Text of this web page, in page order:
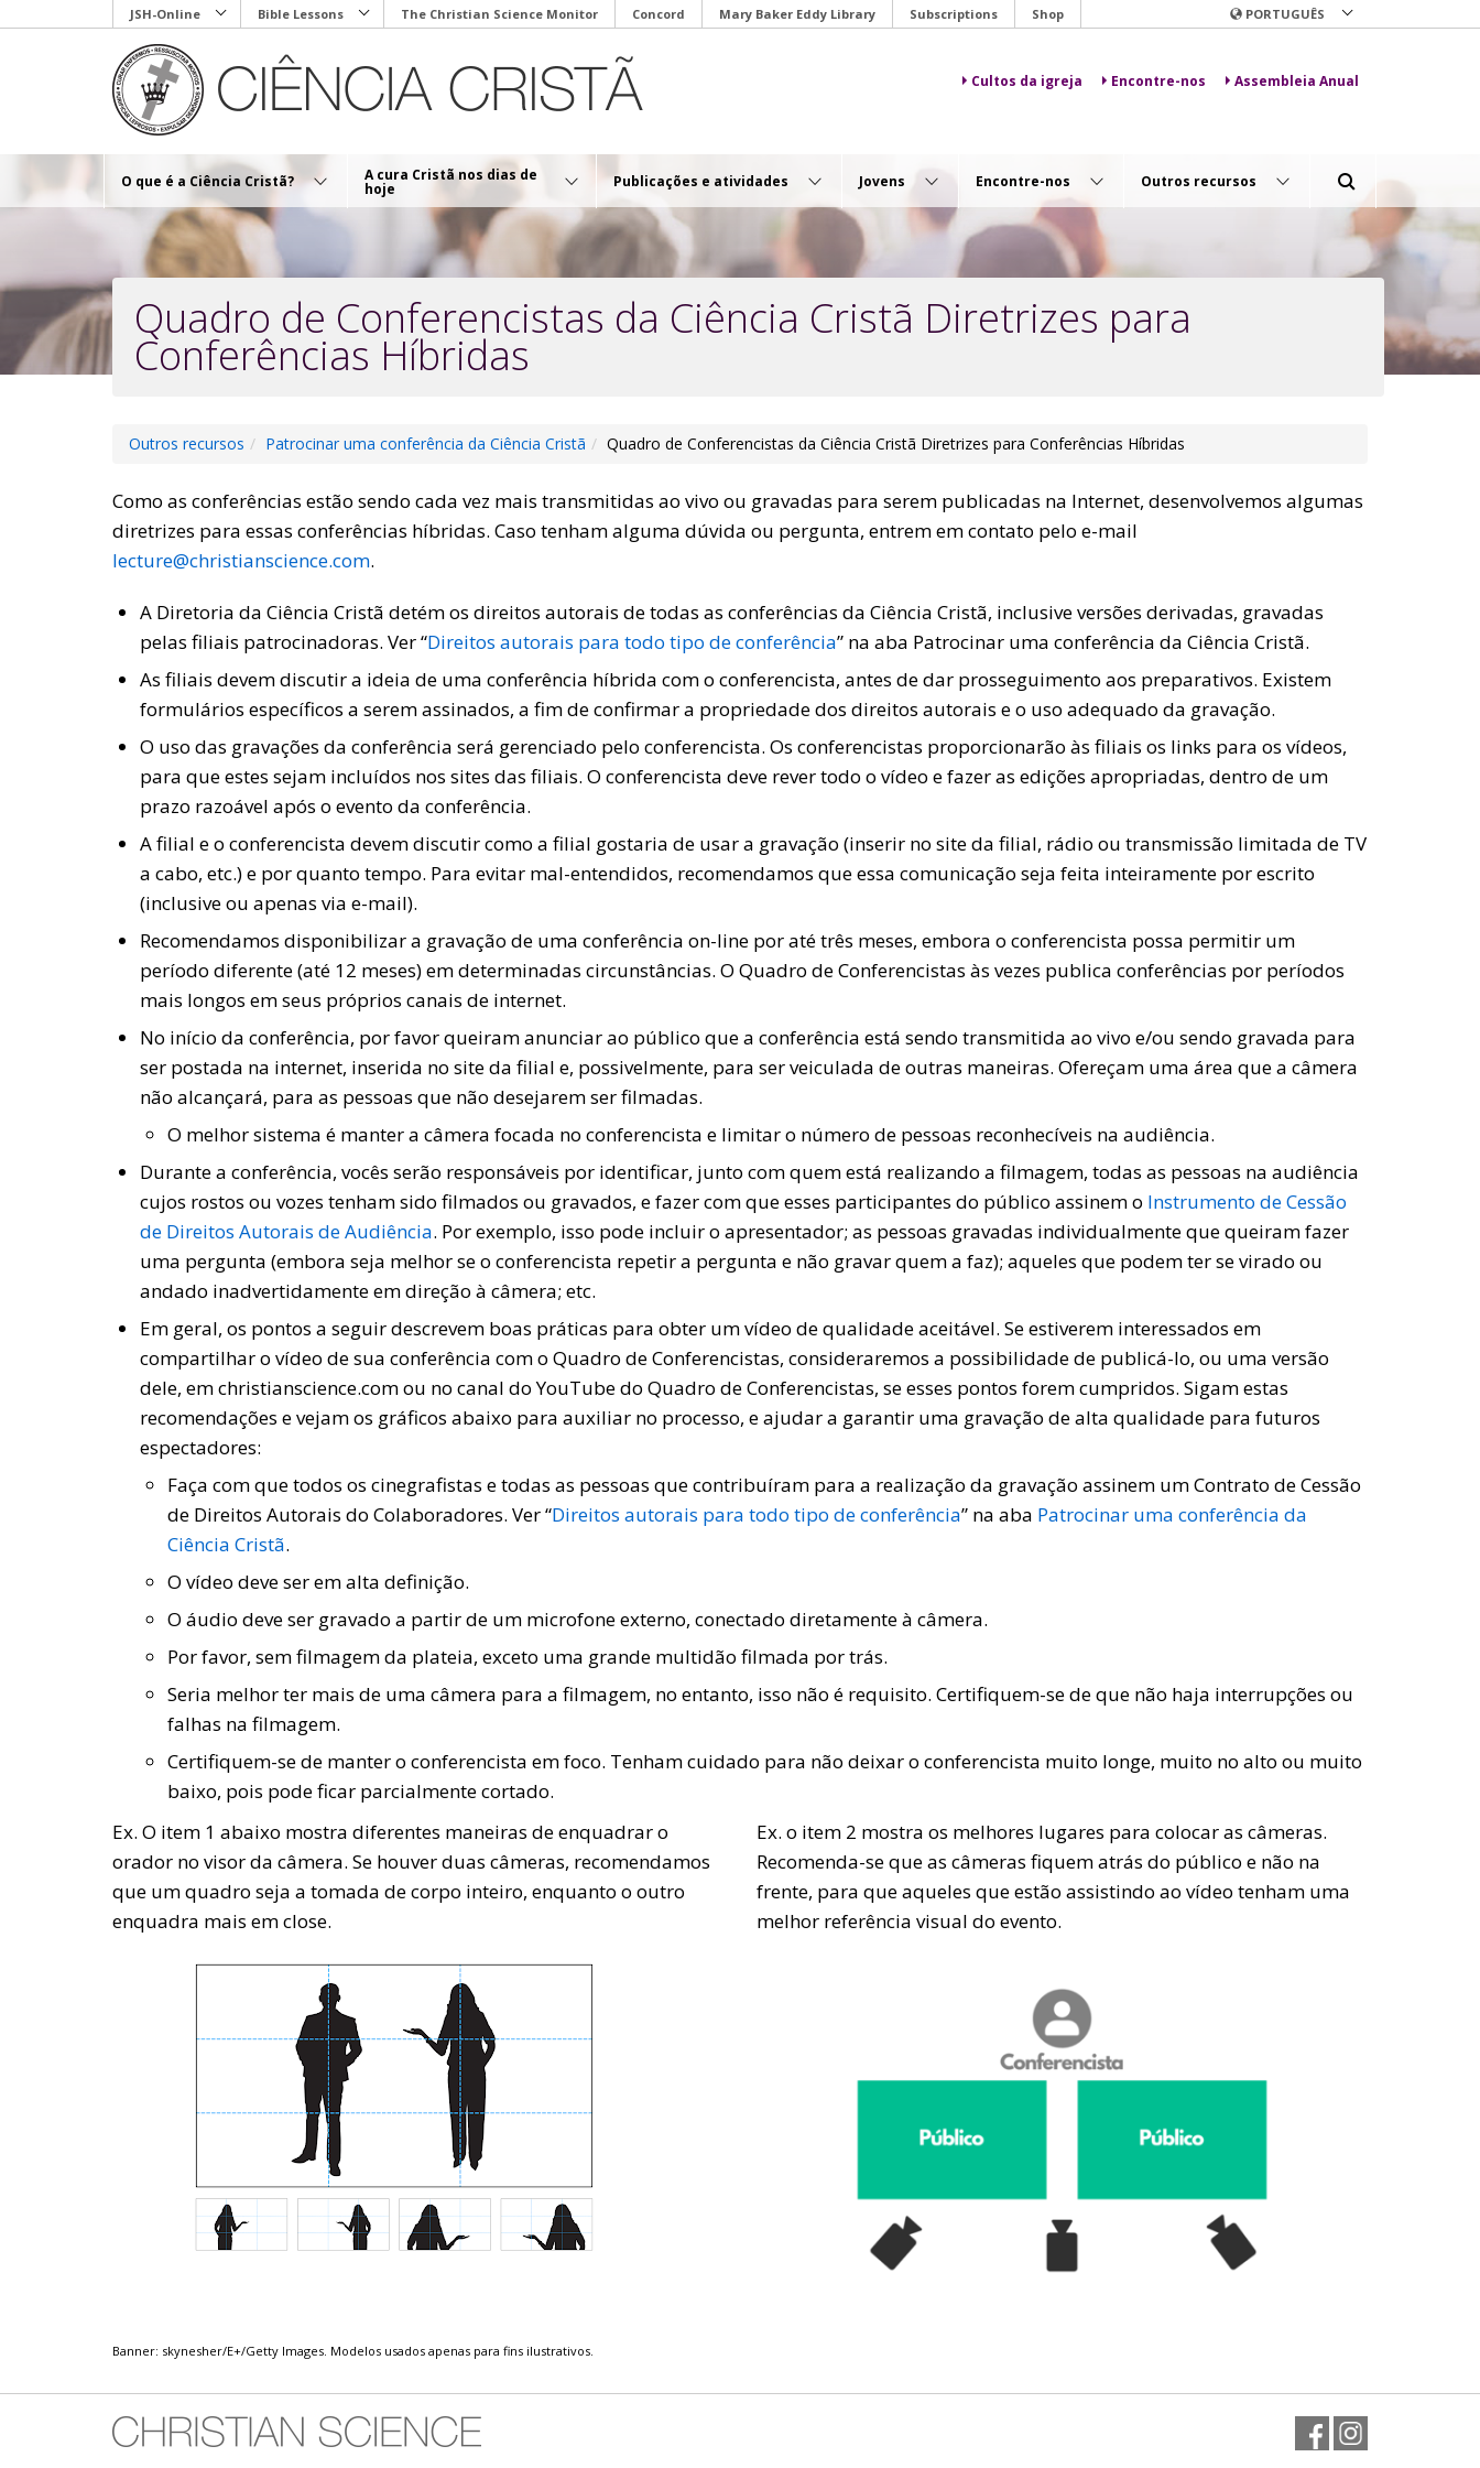
to
JSH-Online Bible Lessons The Christian Science Monitor Concord Mary Baker Eddy Library Subscriptions Shop PORTUGUÊS
Cultos da igreja Encontre-nos Assembleia Anual
O que é a Ciência Cristã? A cura Cristã nos dias de
hoje Publicações e atividades Jovens Encontre-nos Outros recursos
Quadro de Conferencistas da Ciência Cristã Diretrizes para
Conferências Híbridas
Outros recursos Patrocinar uma conferência da Ciência Cristã Quadro de Conferencistas da Ciência Cristã Diretrizes para Conferências Híbridas
Como as conferências estão sendo cada vez mais transmitidas ao vivo ou gravadas para serem publicadas na Internet, desenvolvemos algumas
diretrizes para essas conferências híbridas. Caso tenham alguma dúvida ou pergunta, entrem em contato pelo e-mail
lecture@christianscience.com.
A Diretoria da Ciência Cristã detém os direitos autorais de todas as conferências da Ciência Cristã, inclusive versões derivadas, gravadas
pelas filiais patrocinadoras. Ver “Direitos autorais para todo tipo de conferência” na aba Patrocinar uma conferência da Ciência Cristã.
As filiais devem discutir a ideia de uma conferência híbrida com o conferencista, antes de dar prosseguimento aos preparativos. Existem
formulários específicos a serem assinados, a fim de confirmar a propriedade dos direitos autorais e o uso adequado da gravação.
O uso das gravações da conferência será gerenciado pelo conferencista. Os conferencistas proporcionarão às filiais os links para os vídeos,
para que estes sejam incluídos nos sites das filiais. O conferencista deve rever todo o vídeo e fazer as edições apropriadas, dentro de um
prazo razoável após o evento da conferência.
A filial e o conferencista devem discutir como a filial gostaria de usar a gravação (inserir no site da filial, rádio ou transmissão limitada de TV
a cabo, etc.) e por quanto tempo. Para evitar mal-entendidos, recomendamos que essa comunicação seja feita inteiramente por escrito
(inclusive ou apenas via e-mail).
Recomendamos disponibilizar a gravação de uma conferência on-line por até três meses, embora o conferencista possa permitir um
período diferente (até 12 meses) em determinadas circunstâncias. O Quadro de Conferencistas às vezes publica conferências por períodos
mais longos em seus próprios canais de internet.
No início da conferência, por favor queiram anunciar ao público que a conferência está sendo transmitida ao vivo e/ou sendo gravada para
ser postada na internet, inserida no site da filial e, possivelmente, para ser veiculada de outras maneiras. Ofereçam uma área que a câmera
não alcançará, para as pessoas que não desejarem ser filmadas.
O melhor sistema é manter a câmera focada no conferencista e limitar o número de pessoas reconhecíveis na audiência.
Durante a conferência, vocês serão responsáveis por identificar, junto com quem está realizando a filmagem, todas as pessoas na audiência
cujos rostos ou vozes tenham sido filmados ou gravados, e fazer com que esses participantes do público assinem o Instrumento de Cessão
de Direitos Autorais de Audiência. Por exemplo, isso pode incluir o apresentador; as pessoas gravadas individualmente que queiram fazer
uma pergunta (embora seja melhor se o conferencista repetir a pergunta e não gravar quem a faz); aqueles que podem ter se virado ou
andado inadvertidamente em direção à câmera; etc.
Em geral, os pontos a seguir descrevem boas práticas para obter um vídeo de qualidade aceitável. Se estiverem interessados em
compartilhar o vídeo de sua conferência com o Quadro de Conferencistas, consideraremos a possibilidade de publicá-lo, ou uma versão
dele, em christianscience.com ou no canal do YouTube do Quadro de Conferencistas, se esses pontos forem cumpridos. Sigam estas
recomendações e vejam os gráficos abaixo para auxiliar no processo, e ajudar a garantir uma gravação de alta qualidade para futuros
espectadores:
Faça com que todos os cinegrafistas e todas as pessoas que contribuíram para a realização da gravação assinem um Contrato de Cessão
de Direitos Autorais do Colaboradores. Ver “Direitos autorais para todo tipo de conferência” na aba Patrocinar uma conferência da
Ciência Cristã.
O vídeo deve ser em alta definição.
O áudio deve ser gravado a partir de um microfone externo, conectado diretamente à câmera.
Por favor, sem filmagem da plateia, exceto uma grande multidão filmada por trás.
Seria melhor ter mais de uma câmera para a filmagem, no entanto, isso não é requisito. Certifiquem-se de que não haja interrupções ou
falhas na filmagem.
Certifiquem-se de manter o conferencista em foco. Tenham cuidado para não deixar o conferencista muito longe, muito no alto ou muito
baixo, pois pode ficar parcialmente cortado.
Ex. O item 1 abaixo mostra diferentes maneiras de enquadrar o
orador no visor da câmera. Se houver duas câmeras, recomendamos
que um quadro seja a tomada de corpo inteiro, enquanto o outro
enquadra mais em close.
Ex. o item 2 mostra os melhores lugares para colocar as câmeras.
Recomenda-se que as câmeras fiquem atrás do público e não na
frente, para que aqueles que estão assistindo ao vídeo tenham uma
melhor referência visual do evento.
Banner: skynesher/E+/Getty Images. Modelos usados ​​apenas para fins ilustrativos.
FacebookInstagram